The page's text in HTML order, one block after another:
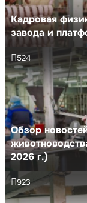
Кадровая
завода и
Обзор
2026 г.)
524
923